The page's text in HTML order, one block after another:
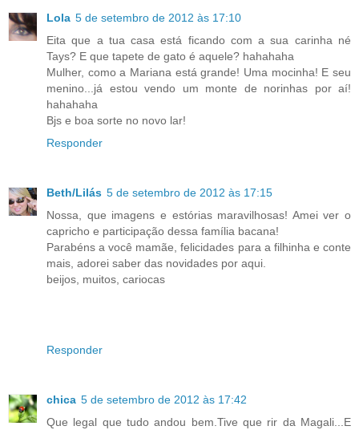
Lola 5 de setembro de 2012 às 17:10
Eita que a tua casa está ficando com a sua carinha né
Tays? E que tapete de gato é aquele? hahahaha
Mulher, como a Mariana está grande! Uma mocinha! E seu
menino...já estou vendo um monte de norinhas por aí!
hahahaha
Bjs e boa sorte no novo lar!
Responder
Beth/Lilás 5 de setembro de 2012 às 17:15
Nossa, que imagens e estórias maravilhosas! Amei ver o
capricho e participação dessa família bacana!
Parabéns a você mamãe, felicidades para a filhinha e conte
mais, adorei saber das novidades por aqui.
beijos, muitos, cariocas
Responder
chica 5 de setembro de 2012 às 17:42
Que legal que tudo andou bem.Tive que rir da Magali...E